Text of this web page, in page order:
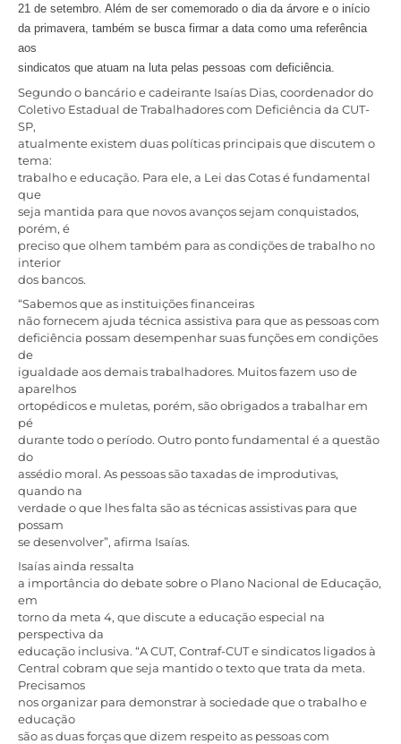
21 de setembro. Além de ser comemorado o dia da árvore e o início
da primavera, também se busca firmar a data como uma referência
aos
sindicatos que atuam na luta pelas pessoas com deficiência.
Segundo o bancário e cadeirante Isaías Dias, coordenador do
Coletivo Estadual de Trabalhadores com Deficiência da CUT-
SP,
atualmente existem duas políticas principais que discutem o
tema:
trabalho e educação. Para ele, a Lei das Cotas é fundamental
que
seja mantida para que novos avanços sejam conquistados,
porém, é
preciso que olhem também para as condições de trabalho no
interior
dos bancos.
“Sabemos que as instituições financeiras
não fornecem ajuda técnica assistiva para que as pessoas com
deficiência possam desempenhar suas funções em condições
de
igualdade aos demais trabalhadores. Muitos fazem uso de
aparelhos
ortopédicos e muletas, porém, são obrigados a trabalhar em
pé
durante todo o período. Outro ponto fundamental é a questão
do
assédio moral. As pessoas são taxadas de improdutivas,
quando na
verdade o que lhes falta são as técnicas assistivas para que
possam
se desenvolver”, afirma Isaías.
Isaías ainda ressalta
a importância do debate sobre o Plano Nacional de Educação,
em
torno da meta 4, que discute a educação especial na
perspectiva da
educação inclusiva. “A CUT, Contraf-CUT e sindicatos ligados à
Central cobram que seja mantido o texto que trata da meta.
Precisamos
nos organizar para demonstrar à sociedade que o trabalho e
educação
são as duas forças que dizem respeito as pessoas com